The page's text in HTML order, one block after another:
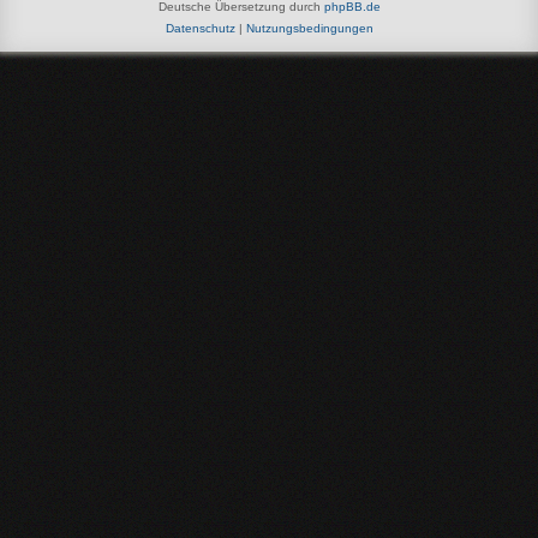
Deutsche Übersetzung durch phpBB.de
Datenschutz| Nutzungsbedingungen